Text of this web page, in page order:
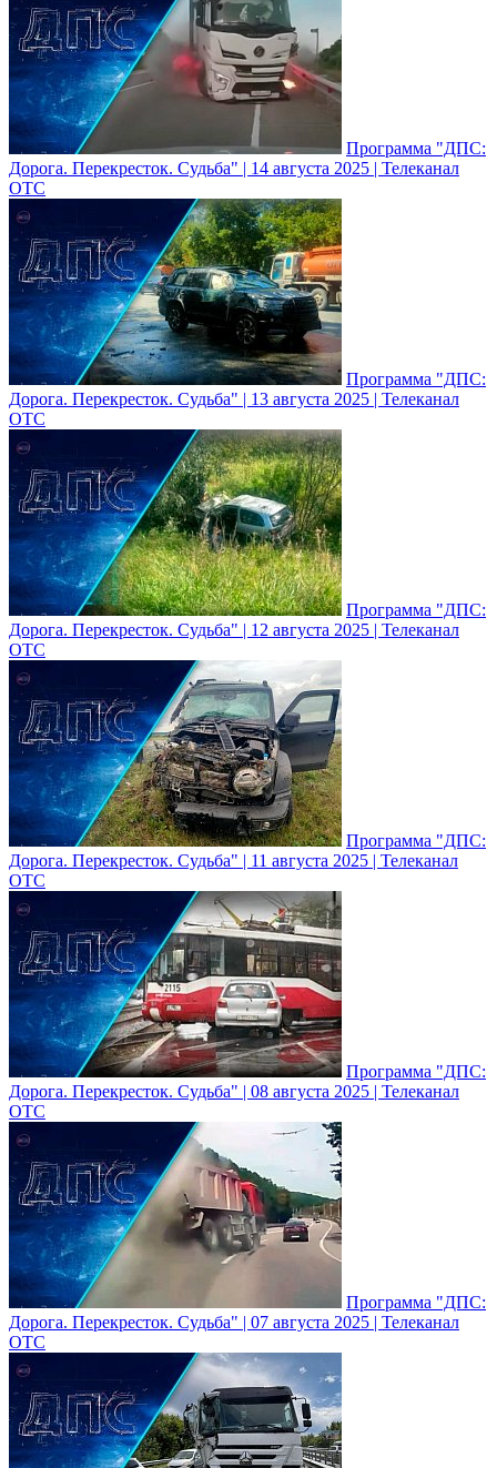
Программа "ДПС:
Дорога. Перекресток. Судьба" | 14 августа 2025 | Телеканал
ОТС
Программа "ДПС:
Дорога. Перекресток. Судьба" | 13 августа 2025 | Телеканал
ОТС
Программа "ДПС:
Дорога. Перекресток. Судьба" | 12 августа 2025 | Телеканал
ОТС
Программа "ДПС:
Дорога. Перекресток. Судьба" | 11 августа 2025 | Телеканал
ОТС
Программа "ДПС:
Дорога. Перекресток. Судьба" | 08 августа 2025 | Телеканал
ОТС
Программа "ДПС:
Дорога. Перекресток. Судьба" | 07 августа 2025 | Телеканал
ОТС